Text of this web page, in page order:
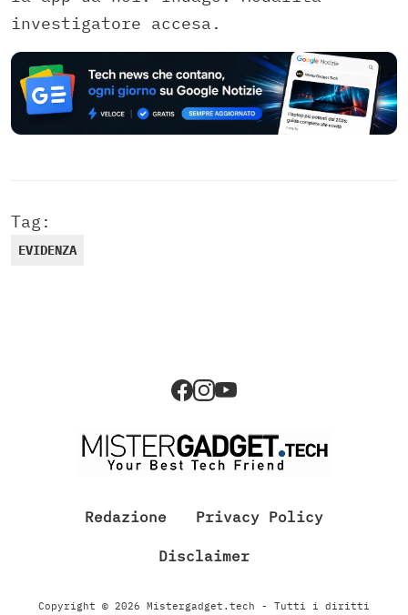
investigatore accesa.
Tag:
EVIDENZA
Redazione Privacy Policy
Disclaimer
Copyright © 2026 Mistergadget.tech - Tutti i diritti